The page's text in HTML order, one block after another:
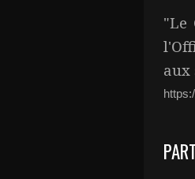
"Le
aux